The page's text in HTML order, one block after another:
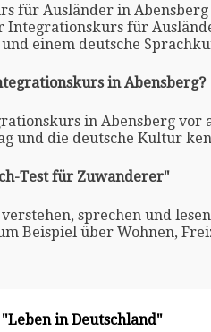
für Ausländer in
Integrationskurs für
einem deutsche
in Abensberg?
in Abensberg vor
und die deutsche Kultur
Test für Zuwanderer"
sprechen und
Beispiel über Wohnen,
in Deutschland"